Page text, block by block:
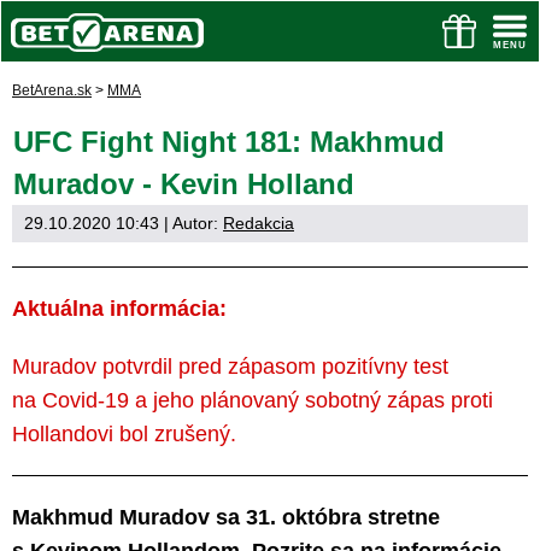
BetArena.sk > MMA
UFC Fight Night 181: Makhmud
Muradov - Kevin Holland
29.10.2020 10:43 | Autor: Redakcia
Aktuálna informácia:
Muradov potvrdil pred zápasom pozitívny test
na Covid-19 a jeho plánovaný sobotný zápas proti
Hollandovi bol zrušený.
Makhmud Muradov sa 31. októbra stretne